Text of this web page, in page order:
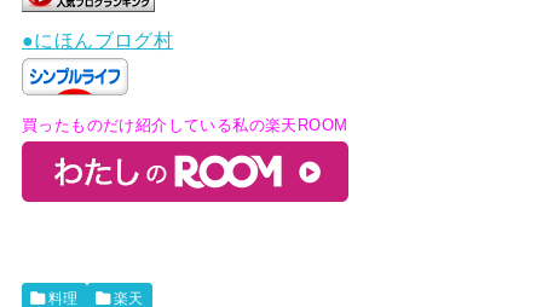
●にほんブログ村
買ったものだけ紹介している私の楽天ROOM
料理
楽天